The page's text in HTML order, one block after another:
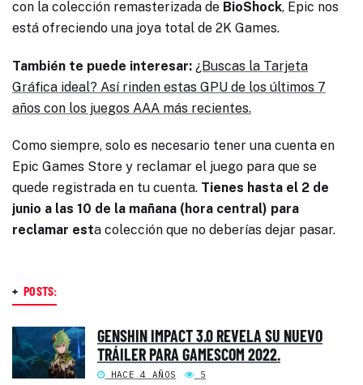
con la colección remasterizada de BioShock, Epic nos
está ofreciendo una joya total de 2K Games.
También te puede interesar: ¿Buscas la Tarjeta
Gráfica ideal? Así rinden estas GPU de los últimos 7
años con los juegos AAA más recientes.
Como siempre, solo es necesario tener una cuenta en
Epic Games Store y reclamar el juego para que se
quede registrada en tu cuenta. Tienes hasta el 2 de
junio a las 10 de la mañana (hora central) para
reclamar esta colección que no deberías dejar pasar.
+ POSTS:
GENSHIN IMPACT 3.0 REVELA SU NUEVO
TRÁILER PARA GAMESCOM 2022.
HACE 4 AÑOS 5